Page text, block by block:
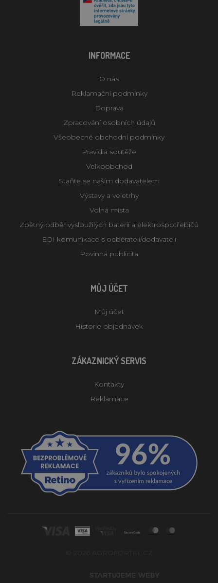
INFORMACE
O nás
Reklamační podmínky
Doprava
Zpracování osobních údajů
Všeobecné obchodní podmínky
Pravidla soutěže
Velkoobchod
Staňte se naším dodavatelem
Výstavy a veletrhy
Volná místa
Zpětný odběr vysloužilých baterií a elektrospotřebičů
EDI komunikace s odběrateli/dodavateli
Povinná publicita
MŮJ ÚČET
Můj účet
Historie objednávek
ZÁKAZNICKÝ SERVIS
Kontakty
Reklamace